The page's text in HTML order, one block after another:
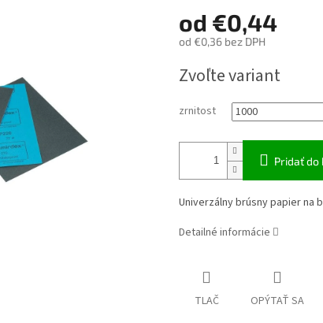
od €0,44
od €0,36bez DPH
cena:
Zvoľte variant
zrnitost
Pridať do
Univerzálny brúsny papier na
Detailné informácie
TLAČ OPÝTAŤ SA